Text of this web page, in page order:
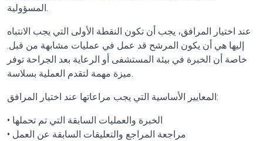
المسؤولية.
عند اختيار المرافق، يجب أن تكون النقطة الأولى التي يجب الانتباه
إليها هي أن يكون المرشح قد عمل في عمليات مشابهة من قبل.
خاصة أن الخبرة في بيئة المستشفى أو الرعاية بعد الجراحة توفر
ميزة مهمة لتقدم العملية بسلاسة.
المعايير الأساسية التي يجب مراعاتها عند اختيار المرافق:
• الخبرة والعمليات السابقة التي تم تحملها
• مراجعة المراجع والتعليقات السابقة عن العمل